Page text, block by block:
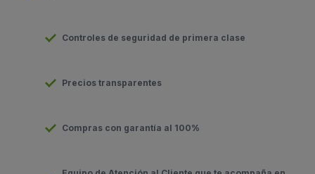
Controles de seguridad de primera clase
Precios transparentes
Compras con garantía al 100%